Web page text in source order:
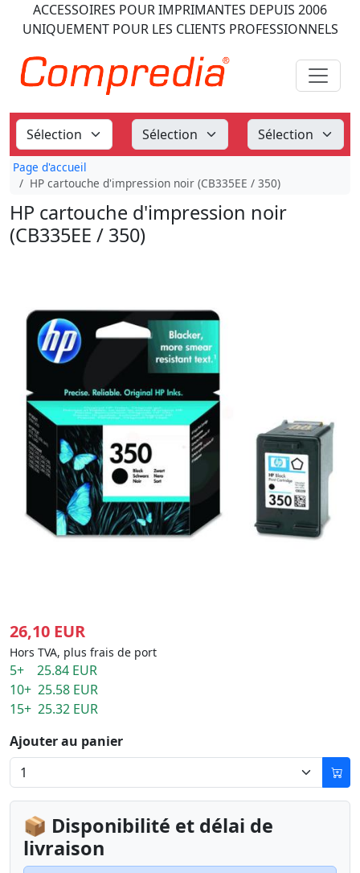
ACCESSOIRES POUR IMPRIMANTES DEPUIS 2006
UNIQUEMENT POUR LES CLIENTS PROFESSIONNELS
Page d'accueil
HP cartouche d'impression noir (CB335EE / 350)
HP cartouche d'impression noir
(CB335EE / 350)
26,10 EUR
Hors TVA, plus frais de port
5+ 25.84 EUR
10+ 25.58 EUR
15+ 25.32 EUR
Ajouter au panier
📦 Disponibilité et délai de
livraison